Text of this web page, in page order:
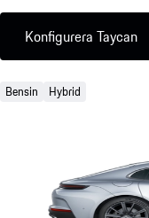
Konfigurera Taycan
Bensin Hybrid